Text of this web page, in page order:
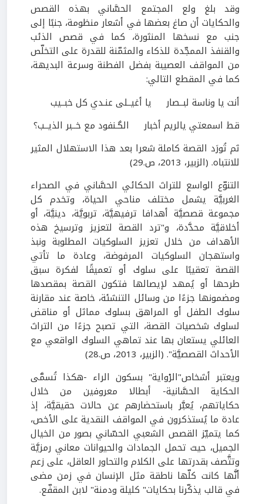
وقد بلغ ولع المجتمع الحسَّاني بهذه القصص
والحكايات أن صاغ بعضها في أشعار منظومة، جنبًا إلى
جنب مع نسخها المنثورة، كما في قصص الذئب
والقنفذ الممجّدة للذكاء والمثمّنة للقدرة على التخلّص
من المواقف العصيبة بفضل الفطنة وسرعة البديهة،
كما في المقطع التالي:
أنت يا وناسة لبــصار يا أغيــلى عنـدي كل خبــيب
قط اسمعتي يالريم أخبار الگـنفود مع خــبر الذيــب؟
ثم تُورَد القصة كاملة شعرا بعد هذا الاستهلال المثير
للانتباه. (الزبير، 2013، ص.29)
التنوّع الواسع للتراث الحكائي الحسَّاني في الصحراء
الغربيَّة يشمل مختلف مناحي الحياة، وتخدم كل
مجموعة قصصيَّة أهدافا ترفيهيَّة، تربويَّة، دينيَّة، أو
أخلاقيَّة محدَّدة، و"ترد القصة لتعزيز وترسيخ هذه
الأهداف من خلال تعزيز السلوكيات المطلوبة ونبذ
واستهجان السلوكيات المرفوضة، وعادة ما تأتي
القصة تعقيبًا على سلوك أو تعميقًا لفكرة سبق
طرحها أو يُمهد لإيصالها فتكون القصة بمقصدها
ومضمونها جزءًا من وسائل التنشئة، خاصة عند مقارنة
سلوك الطفل أو المراهق بسلوك مماثل أو مناقض
لسلوك شخصيات القصة، التي تصبح جزءًا من التراث
العائلي يستعان بها عند تماهي السلوك الواقعي مع
الأحداث القصصيَّة". (الزبير، 2013، ص.28)
ويعتبر أشخاص"الرْواية" بسكون الراء -هكذا تُسمَّى
الحكاية الحسَّانية- أبطالا معروفين من خلال
حكاياتهم، يُعبَّر باستحضارهم عن حالات حقيقيَّة، إذ
عادة ما يُستذكرون في المواقف النقدية على الأخص،
كما يتميّز القصص الشعبي الحسّاني بصور من الخيال
الجميل، حيث تحمل الجمادات والحيوانات معاني رمزيَّة
وتتَّصف بقدرتها على الكلام والتحاور العاقل، على زعم
أنَّها كانت كلّها ناطقة مثل الإنسان في زمن مضى
في قالب يذكّرنا بحكايات" كليلة ودمنة" لابن المقفّع.